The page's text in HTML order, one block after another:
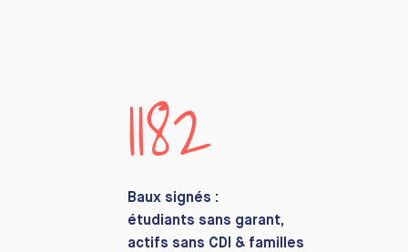
1182
Baux signés :
étudiants sans garant,
actifs sans CDI & familles